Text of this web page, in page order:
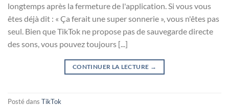
longtemps après la fermeture de l'application. Si vous vous
êtes déjà dit : « Ça ferait une super sonnerie », vous n'êtes pas
seul. Bien que TikTok ne propose pas de sauvegarde directe
des sons, vous pouvez toujours [...]
CONTINUER LA LECTURE →
Posté dans TikTok